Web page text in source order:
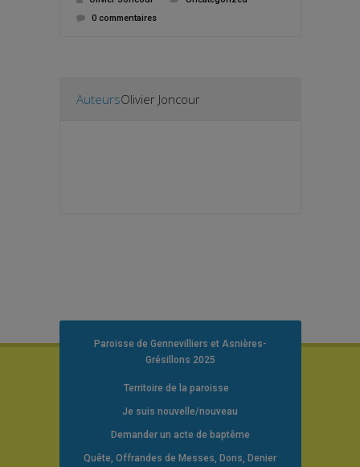
0 commentaires
AuteursOlivier Joncour
Paroisse de Gennevilliers et Asnières-
Grésillons 2025
Territoire de la paroisse
Je suis nouvelle/nouveau
Demander un acte de baptême
Quête, Offrandes de Messes, Dons, Denier